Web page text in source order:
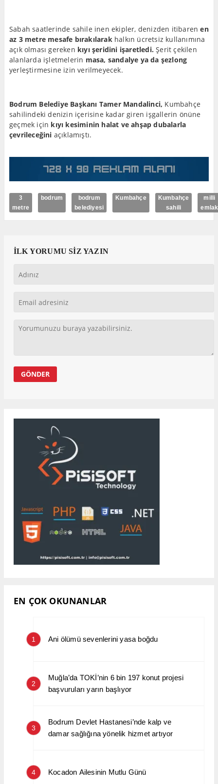
Sabah saatlerinde sahile inen ekipler, denizden itibarenen
az 3 metre mesafe bırakılarakhalkın ücretsiz kullanımına
açık olması gereken kıyı şeridini işaretledi. Şerit çekilen
alanlarda işletmelerin masa, sandalye ya da şezlong
yerleştirmesine izin verilmeyecek.
Bodrum Belediye Başkanı Tamer Mandalinci, Kumbahçe
sahilindeki denizin içerisine kadar giren işgallerin önüne
geçmek için kıyı kesiminin halat ve ahşap dubalarla
çevrileceğini açıklamıştı.
3
metre
bodrum
bodrum
belediyesi
Kumbahçe
Kumbahçe
sahili
milli
emlak
İLK YORUMU SİZ YAZIN
EN ÇOK OKUNANLAR
1 Ani ölümü sevenlerini yasa boğdu
2
Muğla’da TOKİ’nin 6 bin 197 konut projesi
başvuruları yarın başlıyor
3
Bodrum Devlet Hastanesi’nde kalp ve
damar sağlığına yönelik hizmet artıyor
4 Kocadon Ailesinin Mutlu Günü